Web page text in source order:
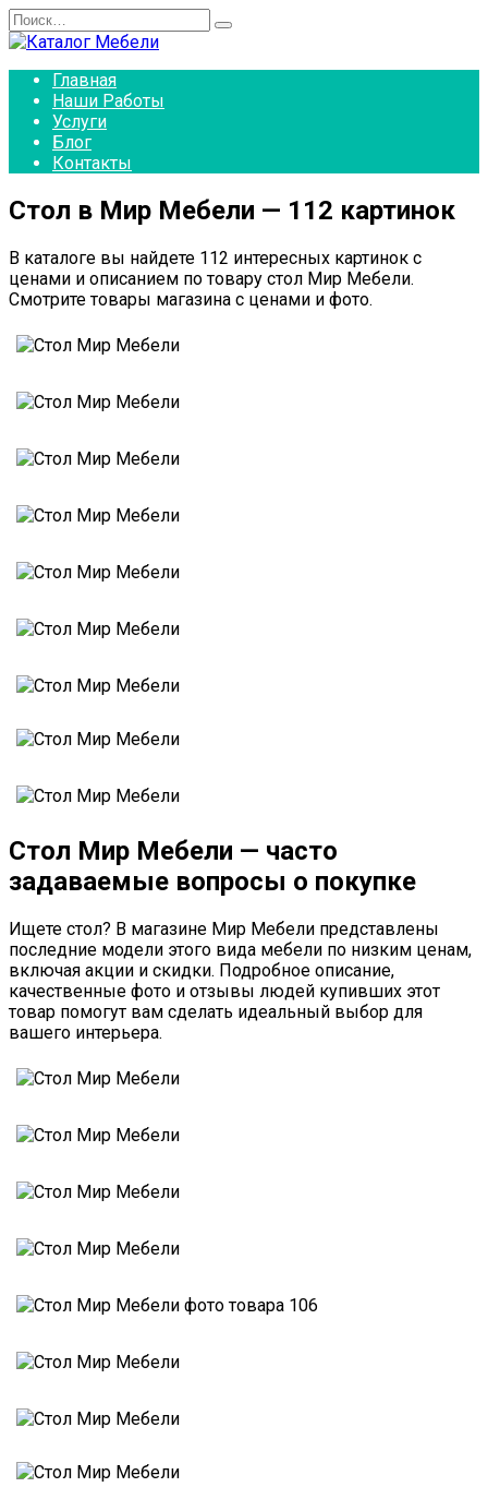
Перейти
к
Search
for:
Главная
Наши Работы
Услуги
Блог
Контакты
Стол в Мир Мебели — 112 картинок
В каталоге вы найдете 112 интересных картинок с
ценами и описанием по товару стол Мир Мебели.
Смотрите товары магазина с ценами и фото.
Стол Мир Мебели — часто
задаваемые вопросы о покупке
Ищете стол? В магазине Мир Мебели представлены
последние модели этого вида мебели по низким ценам,
включая акции и скидки. Подробное описание,
качественные фото и отзывы людей купивших этот
товар помогут вам сделать идеальный выбор для
вашего интерьера.